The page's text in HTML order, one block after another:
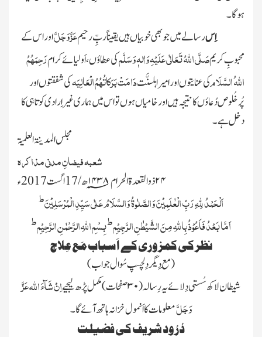
ہو گا۔
اِسرسالے میں جو بھی خوبیاں ہیں یقیناً ربِّ رحیمعَزَّ وَجَلَّاور اس کے
محبوبِ کریمصَلَّی اللّٰہُ تَعَالٰی عَلَیْہِ وَاٰلہٖ وَسَلَّمکی عطاؤں، اَولیائے کرامرَحِمَہُمُ
اللّٰہ ُ السَّلَامکی عنایتوں اور امیر اہلسنَّتدَامَتْ بَرَکاتُہُمُ الْعَالِیَہکی شفقتوں اور
پُرخُلوص دُعاؤں کا نتیجہ ہیں اور خامیاں ہوں تو اس میں ہماری غیر اِرادی کوتاہی کا
دخل ہے۔
مجلس المدینۃ العلمیۃ
شعبہ فیضانِ مدنی مذاکرہ
۲۴ ذوالقعدۃ الحرام ۱۴۳۸؁ ھ / 17اگست 2017ء
اَلْحَمْدُ لِلّٰہِ رَبِّ الْعٰلَمِیْنَوَالصَّلٰوۃُوَالسَّلَامُعَلٰی سَیِّدِالْمُرْسَلِیْنَط
اَمَّا بَعْدُ فَاَعُوْذُ بِاللہِ مِنَ الشَّیْطٰنِ الرَّجِیْمِطبِسْمِ اللہِ الرَّحْمٰنِ الرَّحِیْمِط
نظر کی کمزوری کے اَسباب مَع عِلاج
(مَع دِیگر دِلچسپ سُوال جواب)
شیطان لاکھ سُستی دِلائے یہ رِسالہ(۳۰ صفحات) مکمل پڑھ لیجیےاِنْ شَآءَاللّٰہعَزَّ
وَجَلَّمعلومات کا اَنمول خزانہ ہاتھ آئے گا۔
دُرُود شریف کی فضیلت